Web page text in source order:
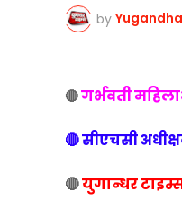
by
🔴गर्भवती
🔴 सीएचसी
🔴युगान्धर